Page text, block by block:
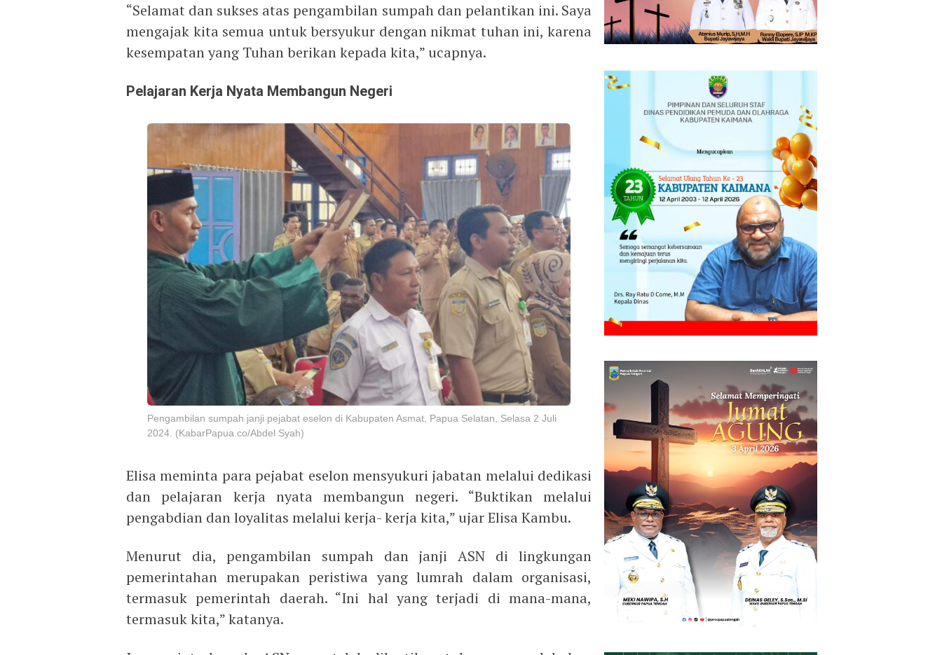
“Selamat dan sukses atas pengambilan sumpah dan pelantikan ini. Saya
mengajak kita semua untuk bersyukur dengan nikmat tuhan ini, karena
kesempatan yang Tuhan berikan kepada kita,” ucapnya.
Pelajaran Kerja Nyata Membangun Negeri
Pengambilan sumpah janji pejabat eselon di Kabupaten Asmat, Papua Selatan, Selasa 2 Juli
2024. (KabarPapua.co/Abdel Syah)
Elisa meminta para pejabat eselon mensyukuri jabatan melalui dedikasi
dan pelajaran kerja nyata membangun negeri. “Buktikan melalui
pengabdian dan loyalitas melalui kerja- kerja kita,” ujar Elisa Kambu.
Menurut dia, pengambilan sumpah dan janji ASN di lingkungan
pemerintahan merupakan peristiwa yang lumrah dalam organisasi,
termasuk pemerintah daerah. “Ini hal yang terjadi di mana-mana,
termasuk kita,” katanya.